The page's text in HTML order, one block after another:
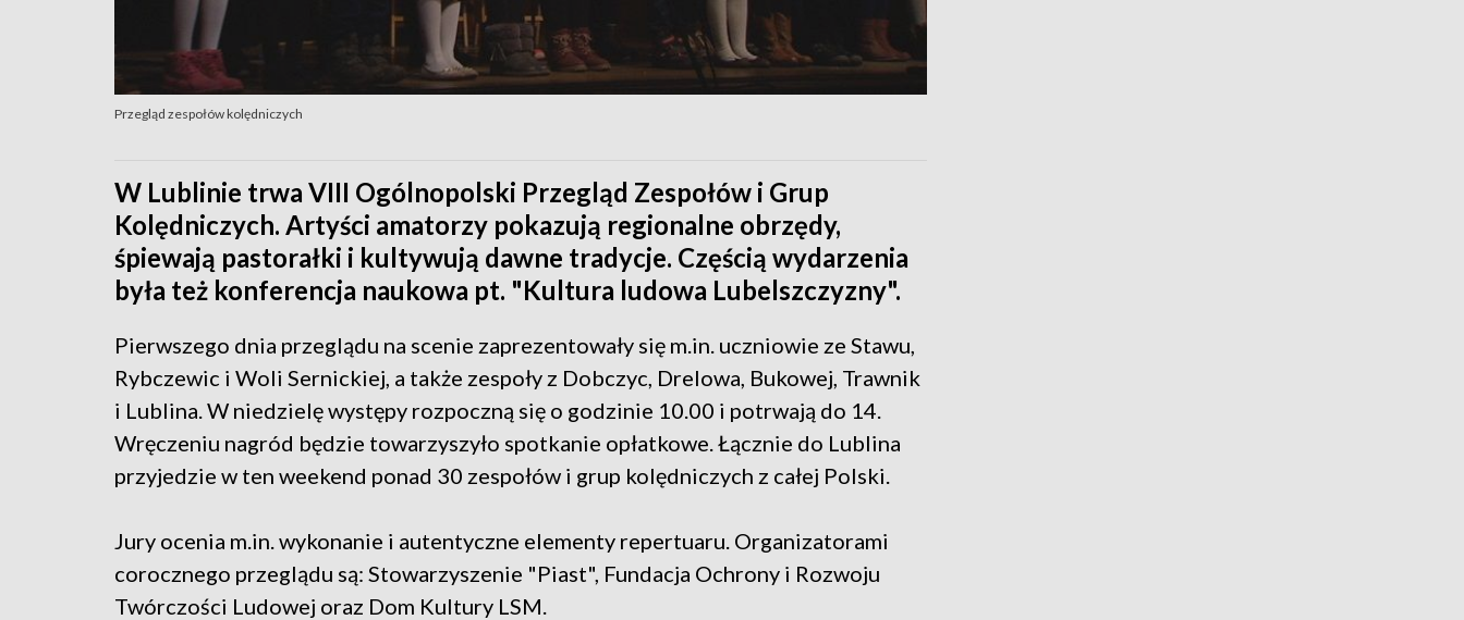
Przegląd zespołów kolędniczych
W Lublinie trwa VIII Ogólnopolski Przegląd Zespołów i Grup
Kolędniczych. Artyści amatorzy pokazują regionalne obrzędy,
śpiewają pastorałki i kultywują dawne tradycje. Częścią wydarzenia
była też konferencja naukowa pt. "Kultura ludowa Lubelszczyzny".
Pierwszego dnia przeglądu na scenie zaprezentowały się m.in. uczniowie ze Stawu,
Rybczewic i Woli Sernickiej, a także zespoły z Dobczyc, Drelowa, Bukowej, Trawnik
i Lublina. W niedzielę występy rozpoczną się o godzinie 10.00 i potrwają do 14.
Wręczeniu nagród będzie towarzyszyło spotkanie opłatkowe. Łącznie do Lublina
przyjedzie w ten weekend ponad 30 zespołów i grup kolędniczych z całej Polski.
Jury ocenia m.in. wykonanie i autentyczne elementy repertuaru. Organizatorami
corocznego przeglądu są: Stowarzyszenie "Piast", Fundacja Ochrony i Rozwoju
Twórczości Ludowej oraz Dom Kultury LSM.